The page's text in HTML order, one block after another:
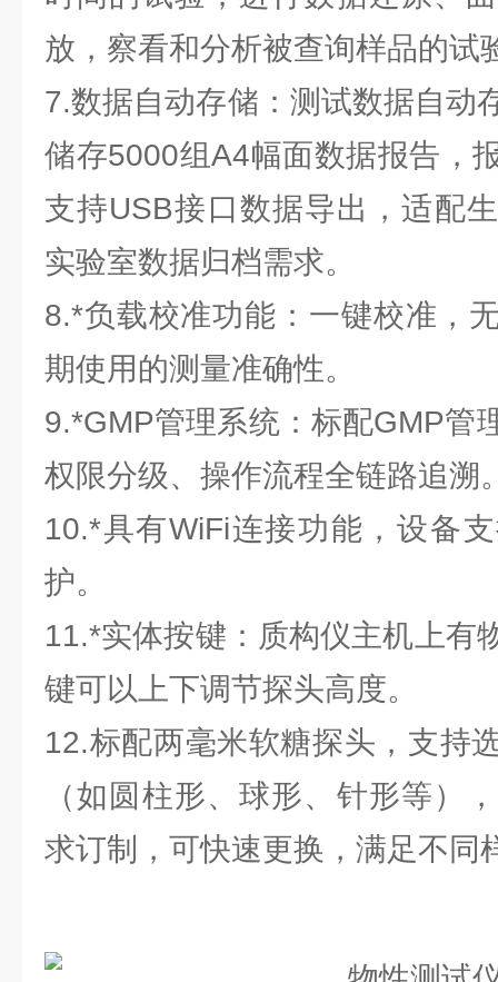
放，察看和分析被查询样品的试
7.数据自动存储：测试数据自动
储存5000组A4幅面数据报告，
支持USB接口数据导出，适配
实验室数据归档需求。
8.*负载校准功能：一键校准，
期使用的测量准确性。
9.*GMP管理系统：标配GMP管
权限分级、操作流程全链路追溯
10.*具有WiFi连接功能，设备
护。
11.*实体按键：质构仪主机上有
键可以上下调节探头高度。
12.标配两毫米软糖探头，支持
（如圆柱形、球形、针形等）
求订制，可快速更换，满足不同